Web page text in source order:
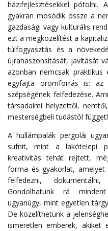
házifejlesztésekkel pótolni.
gyakran mosódik össze a
gazdasági vagy kulturális
ezt a megközelítést a
túlfogyasztás és a
újrahaszonsítását, javítását
azonban nemcsak praktikus
egyfajta örömforrás is: az
szépségének felfedezése.
társadalmi helyzettől,
mesterségbeli tudástól
A hullámpalák pergolái
sufnit, mint a lakótelepi
kreativitás tehát rejtett,
forma és gyakorlat,
felfedezni,
Gondolhatunk rá
ugyanúgy, mint egyetlen
De közelíthetünk a
ismeretlen emberek,